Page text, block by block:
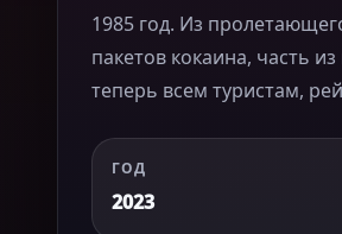
1985 год. Из
пакетов кокаина, часть
теперь всем туристам,
ГОД
2023